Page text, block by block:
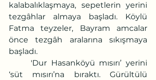
kalabalıklaşmaya, sepetlerin yerini
tezgâhlar almaya başladı. Köylü
Fatma teyzeler, Bayram amcalar
önce tezgâh aralarına sıkışmaya
başladı.
‘süt mısırı’na bıraktı. Gürültülü